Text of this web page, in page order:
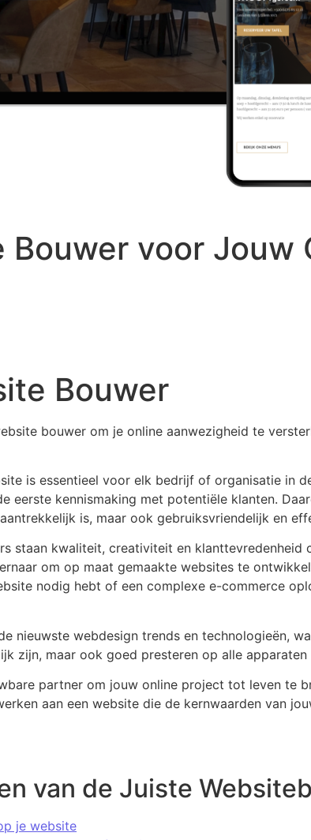
Bouwer voor Jouw
Bouwer
bouwer om je online aanwezigheid te
is essentieel voor elk bedrijf of organisatie in
eerste kennismaking met potentiële klanten.
is, maar ook gebruiksvriendelijk en
staan kwaliteit, creativiteit en klanttevredenheid
om op maat gemaakte websites te
nodig hebt of een complexe e-commerce
nieuwste webdesign trends en technologieën,
zijn, maar ook goed presteren op alle apparaten
partner om jouw online project tot leven te
aan een website die de kernwaarden van
van de Juiste
je website